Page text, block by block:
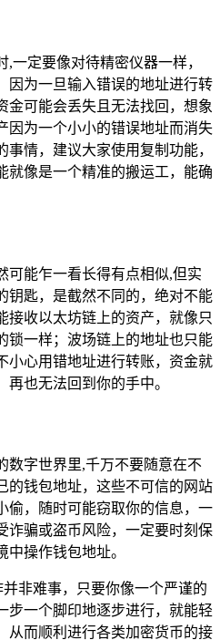
一定要像对待精密仪器一样，
因为一旦输入错误的地址进行转
金可能会丢失且无法找回，想象
因为一个小小的错误地址而消失
情，建议大家使用复制功能，
就像是一个精准的搬运工，能确
可能乍一看长得有点相似,但实
钥匙，是截然不同的，绝对不能
接收以太坊链上的资产，就像只
锁一样；波场链上的地址也只能
小心用错地址进行转账，资金就
也无法回到你的手中。
数字世界里,千万不要随意在不
的钱包地址，这些不可信的网站
偷，随时可能窃取你的信息，一
诈骗或盗币风险，一定要时刻保
操作钱包地址。
非难事，只要你像一个严谨的
步一个脚印地逐步进行，就能轻
从而顺利进行各类加密货币的接